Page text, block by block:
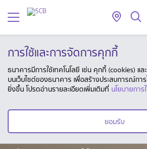
การใช้และการจัดการคุกกี้
ธนาคารมีการใช้เทคโนโลยี เช่น คุกกี้ (cookies) แ
บนเว็บไซต์ของธนาคาร เพื่อสร้างประสบการณ์กา
ยิ่งขึ้น โปรดอ่านรายละเอียดเพิ่มเติมที่ นโยบายกา
ยอมรับ